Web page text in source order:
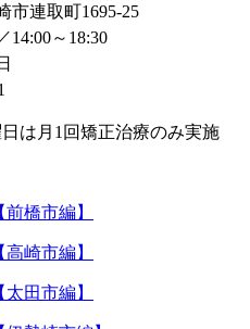
市連取町1695-25
14:00～18:30
は月1回矯正治療のみ実施
橋市編】
崎市編】
田市編】